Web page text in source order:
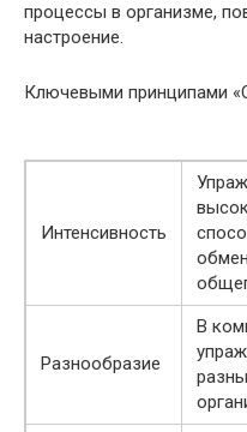
процессы в организме,
настроение.
Ключевыми принципами
Интенсивность
Разнообразие
В